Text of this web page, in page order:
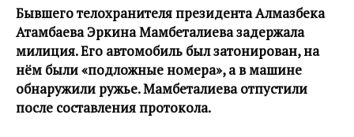
Бывшего телохранителя президента Алмазбека
Атамбаева Эркина Мамбеталиева задержала
милиция. Его автомобиль был затонирован, на
нём были «подложные номера», а в машине
обнаружили ружье. Мамбеталиева отпустили
после составления протокола.